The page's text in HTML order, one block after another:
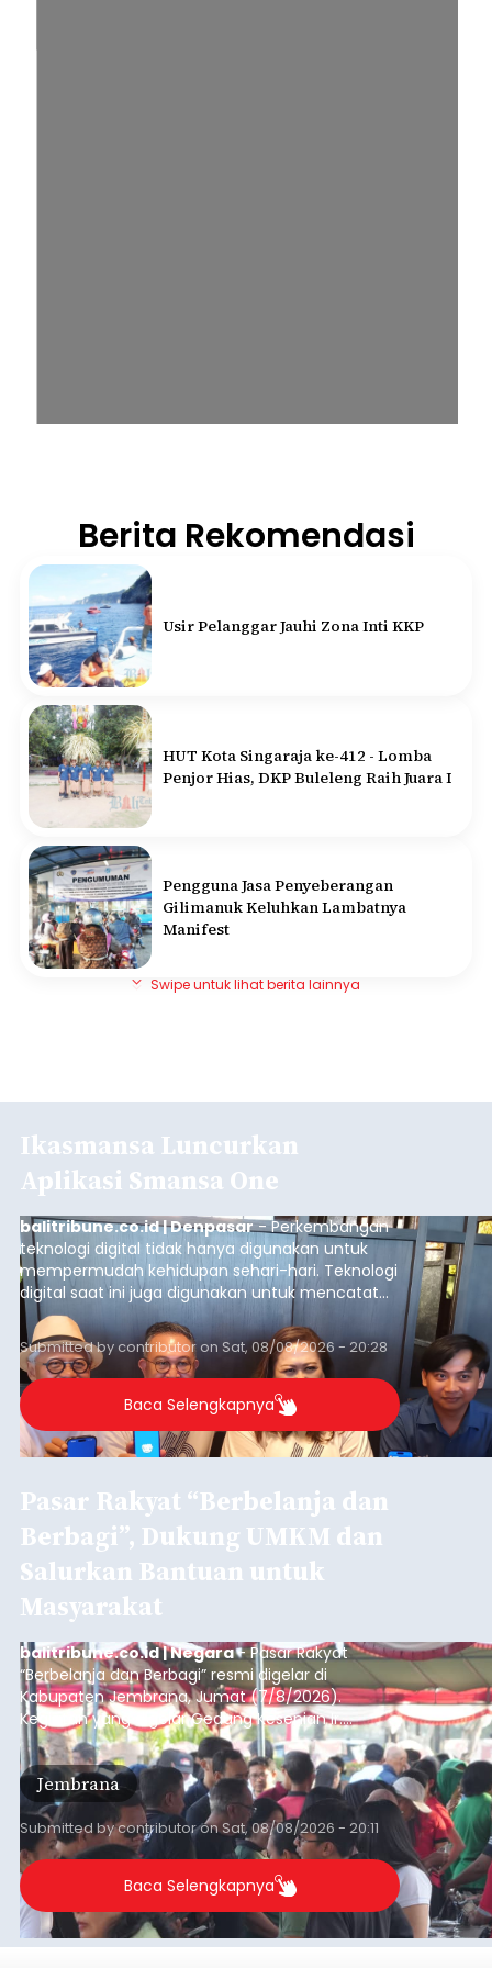
Berita Rekomendasi
Usir Pelanggar Jauhi Zona Inti KKP
HUT Kota Singaraja ke-412 - Lomba
Penjor Hias, DKP Buleleng Raih Juara I
Pengguna Jasa Penyeberangan
Gilimanuk Keluhkan Lambatnya
Manifest
Swipe untuk lihat berita lainnya
Ikasmansa Luncurkan
Aplikasi Smansa One
balitribune.co.id | Denpasar- Perkembangan
teknologi digital tidak hanya digunakan untuk
mempermudah kehidupan sehari-hari. Teknologi
digital saat ini juga digunakan untuk mencatat
dan mengelola data base alumni dari suatu
sekolah, salah satunya adalah alumni SMA 1
Denpasar.
Submitted bycontributoronSat, 08/08/2026 - 20:28
Baca Selengkapnya
Pasar Rakyat “Berbelanja dan
Berbagi”, Dukung UMKM dan
Salurkan Bantuan untuk
Masyarakat
balitribune.co.id | Negara- Pasar Rakyat
“Berbelanja dan Berbagi” resmi digelar di
Kabupaten Jembrana, Jumat (7/8/2026).
Kegiatan yang digelar Gedung Kesenian Ir.
Soekarno ini memadukan pemberdayaan
ekonomi masyarakat dengan aksi sosial tersebut
mendapat antusiasme tinggi dan mencatat nilai
transaksi mencapai Rp672.733.200.
Jembrana
Submitted bycontributoronSat, 08/08/2026 - 20:11
Baca Selengkapnya